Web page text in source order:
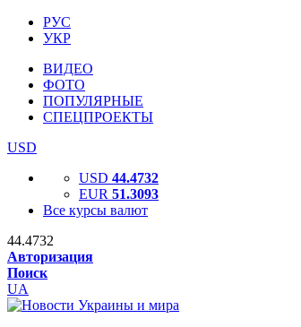
РУС
УКР
ВИДЕО
ФОТО
ПОПУЛЯРНЫЕ
СПЕЦПРОЕКТЫ
USD
USD 44.4732
EUR 51.3093
Все курсы валют
44.4732
Авторизация
Поиск
UA